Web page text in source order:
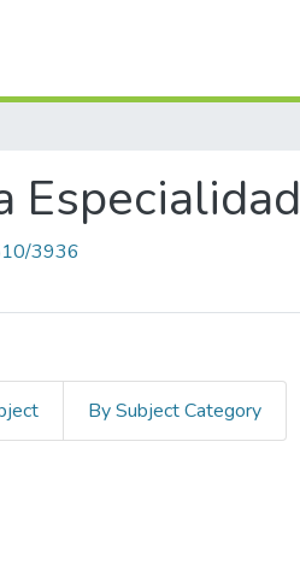
Especialidad
3936
By Subject Category